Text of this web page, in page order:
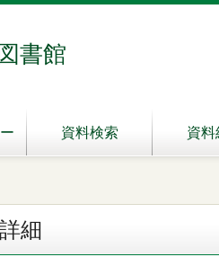
書館
資料検索 資料
細